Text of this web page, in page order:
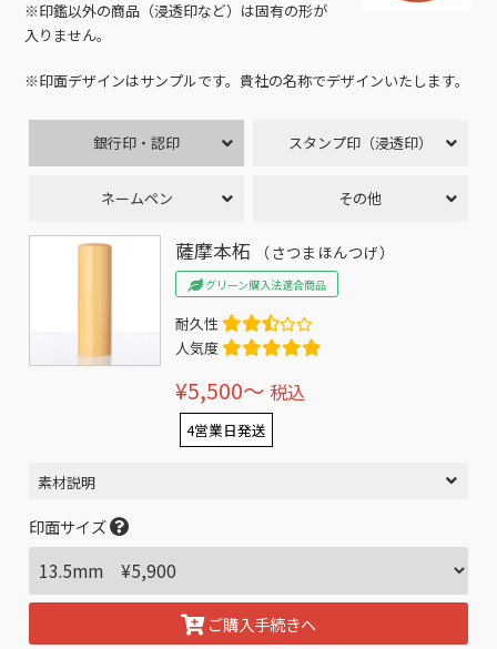
※印鑑以外の商品（浸透印など）は固有の形が
入りません。
※印面デザインはサンプルです。貴社の名称でデザインいたします。
銀行印・認印 スタンプ印（浸透印）
ネームペン その他
薩摩本柘 （さつまほんつげ）
グリーン購入法適合商品
耐久性
人気度
¥5,500〜 税込
4営業日発送
素材説明
印面サイズ
ご購入手続きへ